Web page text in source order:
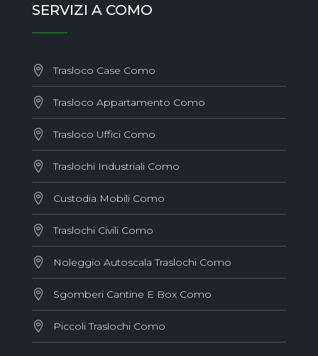
SERVIZI A COMO
Trasloco Case Como
Trasloco Appartamento Como
Trasloco Uffici Como
Traslochi Industriali Como
Custodia Mobili Como
Traslochi Civili Como
Noleggio Autoscala Traslochi Como
Sgomberi Cantine E Box Como
Piccoli Traslochi Como